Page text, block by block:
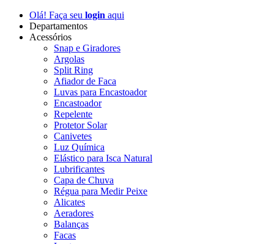
Olá! Faça seu login aqui
Departamentos
Acessórios
Snap e Giradores
Argolas
Split Ring
Afiador de Faca
Luvas para Encastoador
Encastoador
Repelente
Protetor Solar
Canivetes
Luz Química
Elástico para Isca Natural
Lubrificantes
Capa de Chuva
Régua para Medir Peixe
Alicates
Aeradores
Balanças
Facas